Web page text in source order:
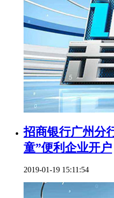
招商银行广州分
童”便利企业开户
2019-01-19 15:11:54